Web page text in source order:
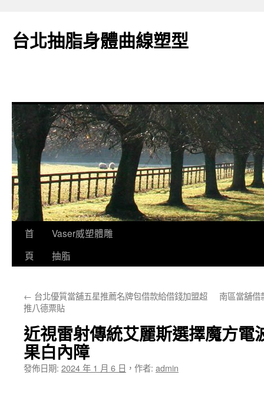
台北抽脂身體曲線塑型
跳
要
容
首
頁
Vaser威塑體雕
抽脂
← 台北優質當舖五星推薦名牌包借款給借錢加盟超
推八德票貼
南區當舖借
近視雷射傳統艾麗斯選擇魔方電
果白內障
發佈日期: 2024 年 1 月 6 日 ， 作者: admin